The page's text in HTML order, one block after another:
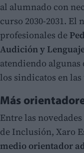
al alumnado con
curso 2030-2031.
profesionales de
Audición y
atendiendo algunas
los sindicatos en
Más
Entre las
de Inclusión, Xaro
medio orientador